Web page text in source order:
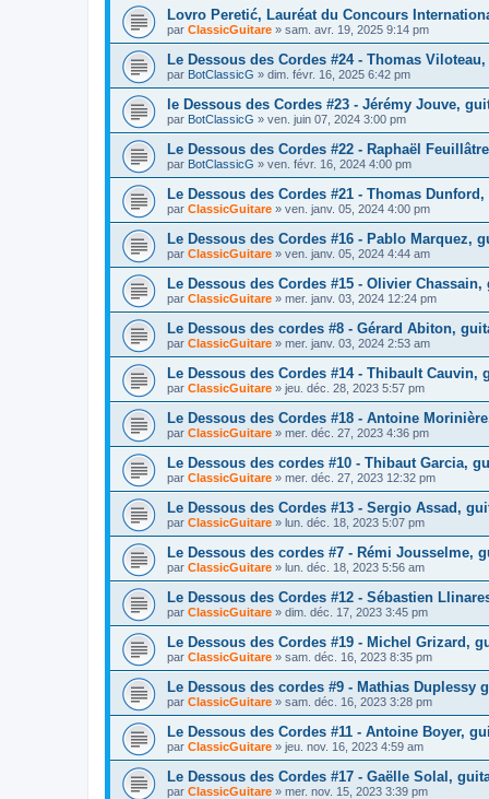
Lovro Peretić, Lauréat du Concours
par ClassicGuitare » sam. avr. 19, 2025 9:14 pm
Le Dessous des Cordes #24 - Thomas
par BotClassicG » dim. févr. 16, 2025 6:42 pm
le Dessous des Cordes #23 - Jérémy Jouve,
par BotClassicG » ven. juin 07, 2024 3:00 pm
Le Dessous des Cordes #22 - Raphaël
par BotClassicG » ven. févr. 16, 2024 4:00 pm
Le Dessous des Cordes #21 - Thomas
par ClassicGuitare » ven. janv. 05, 2024 4:00 pm
Le Dessous des Cordes #16 - Pablo Marquez,
par ClassicGuitare » ven. janv. 05, 2024 4:44 am
Le Dessous des Cordes #15 - Olivier
par ClassicGuitare » mer. janv. 03, 2024 12:24 pm
Le Dessous des cordes #8 - Gérard Abiton,
par ClassicGuitare » mer. janv. 03, 2024 2:53 am
Le Dessous des Cordes #14 - Thibault Cauvin,
par ClassicGuitare » jeu. déc. 28, 2023 5:57 pm
Le Dessous des Cordes #18 - Antoine
par ClassicGuitare » mer. déc. 27, 2023 4:36 pm
Le Dessous des cordes #10 - Thibaut Garcia,
par ClassicGuitare » mer. déc. 27, 2023 12:32 pm
Le Dessous des Cordes #13 - Sergio Assad,
par ClassicGuitare » lun. déc. 18, 2023 5:07 pm
Le Dessous des cordes #7 - Rémi Jousselme,
par ClassicGuitare » lun. déc. 18, 2023 5:56 am
Le Dessous des Cordes #12 - Sébastien
par ClassicGuitare » dim. déc. 17, 2023 3:45 pm
Le Dessous des Cordes #19 - Michel Grizard,
par ClassicGuitare » sam. déc. 16, 2023 8:35 pm
Le Dessous des cordes #9 - Mathias Duplessy
par ClassicGuitare » sam. déc. 16, 2023 3:28 pm
Le Dessous des Cordes #11 - Antoine Boyer,
par ClassicGuitare » jeu. nov. 16, 2023 4:59 am
Le Dessous des Cordes #17 - Gaëlle Solal,
par ClassicGuitare » mer. nov. 15, 2023 3:39 pm